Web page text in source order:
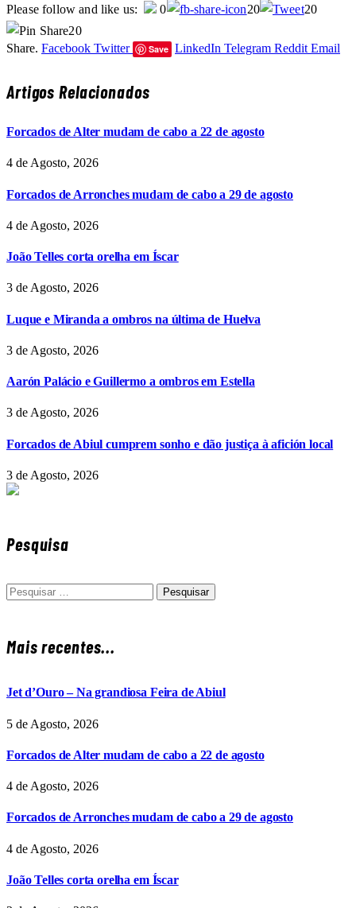
Please follow and like us: 0 20
20
20
Share. Facebook Twitter Save LinkedIn Telegram Reddit Email
Artigos Relacionados
Forcados de Alter mudam de cabo a 22 de agosto
4 de Agosto, 2026
Forcados de Arronches mudam de cabo a 29 de agosto
4 de Agosto, 2026
João Telles corta orelha em Íscar
3 de Agosto, 2026
Luque e Miranda a ombros na última de Huelva
3 de Agosto, 2026
Aarón Palácio e Guillermo a ombros em Estella
3 de Agosto, 2026
Forcados de Abiul cumprem sonho e dão justiça à afición local
3 de Agosto, 2026
Pesquisa
Pesquisar
por:
Mais recentes...
Jet d’Ouro – Na grandiosa Feira de Abiul
5 de Agosto, 2026
Forcados de Alter mudam de cabo a 22 de agosto
4 de Agosto, 2026
Forcados de Arronches mudam de cabo a 29 de agosto
4 de Agosto, 2026
João Telles corta orelha em Íscar